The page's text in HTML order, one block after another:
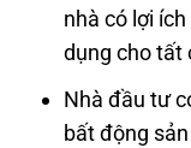
nhà có lợi
dụng cho tất
Nhà đầu tư
bất động